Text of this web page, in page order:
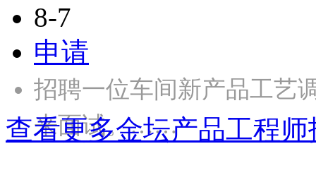
8-7
申请
招聘一位车间新产品工艺
来面试。……
查看更多金坛产品工程